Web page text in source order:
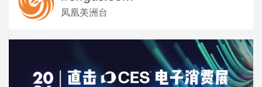
凤凰美洲台